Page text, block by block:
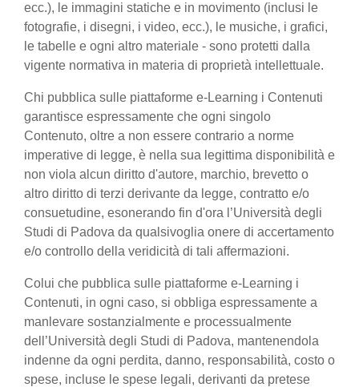
ecc.), le immagini statiche e in movimento (inclusi le
fotografie, i disegni, i video, ecc.), le musiche, i grafici,
le tabelle e ogni altro materiale - sono protetti dalla
vigente normativa in materia di proprietà intellettuale.
Chi pubblica sulle piattaforme e-Learning i Contenuti
garantisce espressamente che ogni singolo
Contenuto, oltre a non essere contrario a norme
imperative di legge, è nella sua legittima disponibilità e
non viola alcun diritto d'autore, marchio, brevetto o
altro diritto di terzi derivante da legge, contratto e/o
consuetudine, esonerando fin d'ora l’Università degli
Studi di Padova da qualsivoglia onere di accertamento
e/o controllo della veridicità di tali affermazioni.
Colui che pubblica sulle piattaforme e-Learning i
Contenuti, in ogni caso, si obbliga espressamente a
manlevare sostanzialmente e processualmente
dell’Università degli Studi di Padova, mantenendola
indenne da ogni perdita, danno, responsabilità, costo o
spese, incluse le spese legali, derivanti da pretese